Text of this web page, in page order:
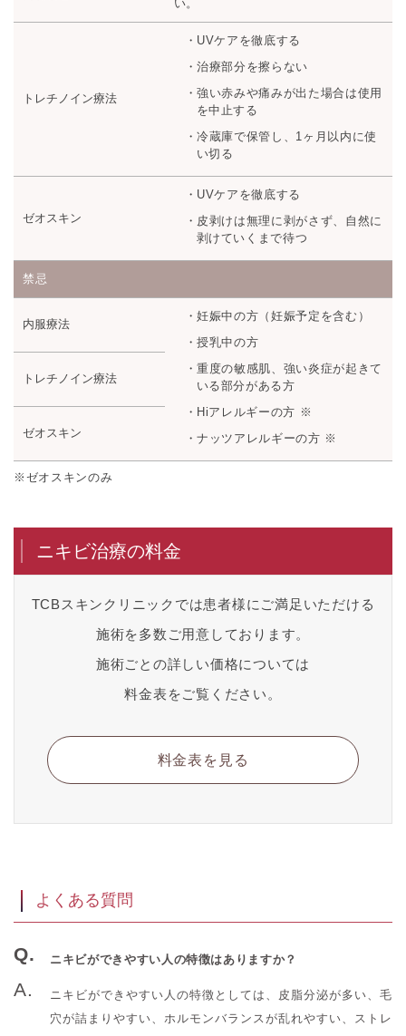
い。
トレチノイン療法
UVケアを徹底する
治療部分を擦らない
強い赤みや痛みが出た場合は使用
を中止する
冷蔵庫で保管し、1ヶ月以内に使
い切る
ゼオスキン
UVケアを徹底する
皮剥けは無理に剥がさず、自然に
剥けていくまで待つ
禁忌
内服療法
妊娠中の方（妊娠予定を含む）
授乳中の方
重度の敏感肌、強い炎症が起きて
いる部分がある方
Hiアレルギーの方 ※
ナッツアレルギーの方 ※
トレチノイン療法
ゼオスキン
※ゼオスキンのみ
ニキビ治療の料金
TCBスキンクリニックでは患者様にご満足いただける
施術を多数ご用意しております。
施術ごとの詳しい価格については
料金表をご覧ください。
料金表を見る
よくある質問
ニキビができやすい人の特徴はありますか？
ニキビができやすい人の特徴としては、皮脂分泌が多い、毛
穴が詰まりやすい、ホルモンバランスが乱れやすい、ストレ